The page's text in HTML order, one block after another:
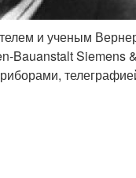
и ученым
Bauanstalt Siemens